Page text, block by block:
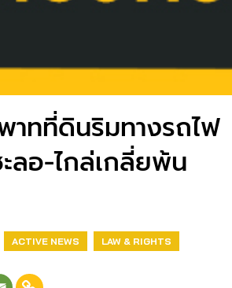
าทที่ดินริมทางรถไฟ
ลอ-ไกล่เกลี่ยพ้น
ACTIVE NEWS LAW & RIGHTS